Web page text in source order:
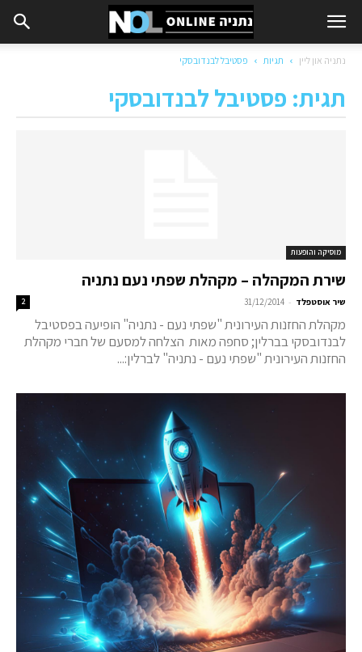
נתניה און ליין תגיות פסטיבל לבנדובסקי
תגית: פסטיבל לבנדובסקי
מוסיקה והופעות
שירת המקהלה – מקהלת שפתי נעם נתניה
שיר אוסטפלד -
31/12/2014
2
מקהלת החזנות העירונית "שפתי נעם - נתניה" הופיעה בפסטיבל
לבנדובסקי בברלין; סחפה מאות הצלחה למסעם של חברי מקהלת
החזנות העירונית "שפתי נעם - נתניה" לברלין:...